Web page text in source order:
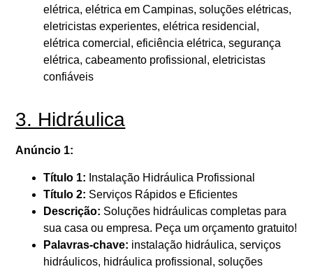
elétrica, elétrica em Campinas, soluções elétricas,
eletricistas experientes, elétrica residencial,
elétrica comercial, eficiência elétrica, segurança
elétrica, cabeamento profissional, eletricistas
confiáveis
3. Hidráulica
Anúncio 1:
Título 1: Instalação Hidráulica Profissional
Título 2: Serviços Rápidos e Eficientes
Descrição: Soluções hidráulicas completas para
sua casa ou empresa. Peça um orçamento gratuito!
Palavras-chave: instalação hidráulica, serviços
hidráulicos, hidráulica profissional, soluções